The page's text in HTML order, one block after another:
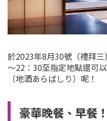
於2023年8月30號（禮拜
～22：30至指定地點還可
（地酒あらばしり）呢！
豪華晚餐、早餐！